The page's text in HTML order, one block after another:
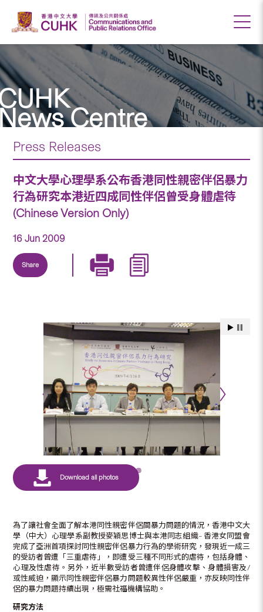
Centre
Press Releases
中文大學心理學系公布香港同性親密伴侶暴力
行為研究本港近四成同性伴侶曾受身體虐待
(Chinese Version Only)
16 Jun 2009
Share
為了讓社會全面了解本港同性親密伴侶間暴力問題的情況，香港中文大
學（中大）心理學系副教授麥穎思博士與本港同志組織– 香港女同盟會
完成了亞洲首項探討同性親密伴侶暴力行為的學術研究，發現近一成三
的受訪者曾遭「三重虐待」，即遭受三種不同形式的虐待，包括身體、
心理及性虐待。另外，近半數受訪者曾遭伴侶身體攻擊、身體損害及/
或性威迫，顯示同性親密伴侶暴力問題較異性伴侶嚴重，亦反映同性伴
侶的暴力問題持續出現，極需社福機構協助。
研究方法